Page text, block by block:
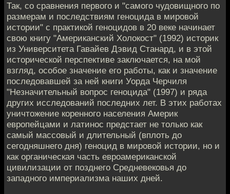
Так, со сравнения первого и "самого чудовищного по
размерам и последствиям геноцида в мировой
истории" с практикой геноцидов в 20 веке начинает
свою книгу "Американский Холокост" (1992) историк
из Университета Гавайев Дэвид Станард, и в этой
исторической перспективе заключается, на мой
взгляд, особое значение его работы, как и значение
последовавшей за ней книги Уорда Черчиля
"Незначительный вопрос геноцида" (1997) и ряда
других исследований последних лет. В этих работах
уничтожение коренного населения Америк
европейцами и латинос предстает не только как
самый массовый и длительный (вплоть до
сегодняшнего дня) геноцид в мировой истории, но и
как органическая часть евроамериканской
цивилизации от позднего Средневековья до
западного империализма наших дней.